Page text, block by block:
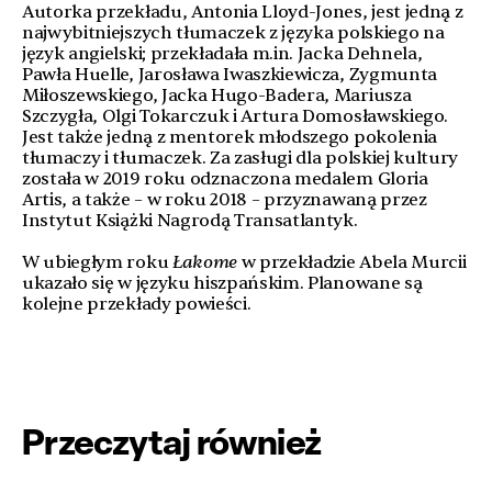
Autorka przekładu, Antonia Lloyd-Jones, jest jedną z
najwybitniejszych tłumaczek z języka polskiego na
język angielski; przekładała m.in. Jacka Dehnela,
Pawła Huelle, Jarosława Iwaszkiewicza, Zygmunta
Miłoszewskiego, Jacka Hugo-Badera, Mariusza
Szczygła, Olgi Tokarczuk i Artura Domosławskiego.
Jest także jedną z mentorek młodszego pokolenia
tłumaczy i tłumaczek. Za zasługi dla polskiej kultury
została w 2019 roku odznaczona medalem Gloria
Artis, a także – w roku 2018 – przyznawaną przez
Instytut Książki Nagrodą Transatlantyk.
W ubiegłym rokuŁakomew przekładzie Abela Murcii
ukazało się w języku hiszpańskim. Planowane są
kolejne przekłady powieści.
Przeczytaj również